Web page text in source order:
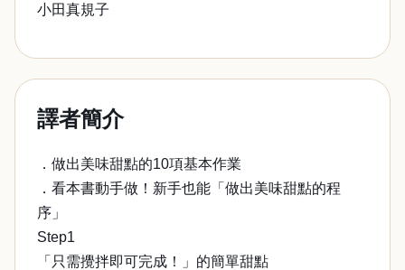
小田真規子
譯者簡介
．做出美味甜點的10項基本作業
．看本書動手做！新手也能「做出美味甜點的程
序」
Step1
「只需攪拌即可完成！」的簡單甜點